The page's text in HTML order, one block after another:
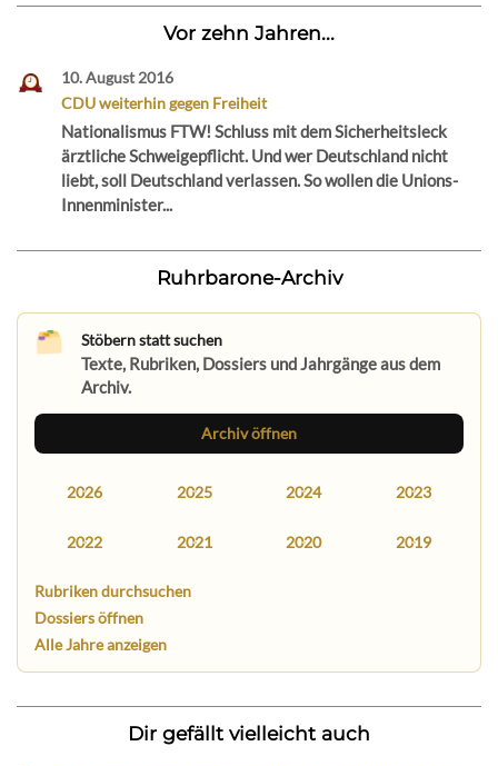
Vor zehn Jahren...
10. August 2016
CDU weiterhin gegen Freiheit
Nationalismus FTW! Schluss mit dem Sicherheitsleck
ärztliche Schweigepflicht. Und wer Deutschland nicht
liebt, soll Deutschland verlassen. So wollen die Unions-
Innenminister...
Ruhrbarone-Archiv
Stöbern statt suchen
Texte, Rubriken, Dossiers und Jahrgänge aus dem
Archiv.
Archiv öffnen
2026 2025 2024 2023
2022 2021 2020 2019
Rubriken durchsuchen
Dossiers öffnen
Alle Jahre anzeigen
Dir gefällt vielleicht auch